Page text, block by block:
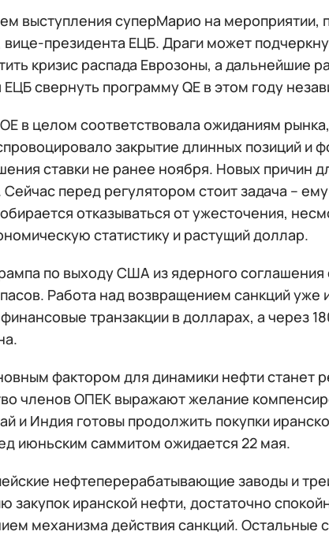
выступления суперМарио на
вице-президента ЕЦБ. Драги может
кризис распада Еврозоны, а дальнейшие
свернуть программу QE в этом году
в целом соответствовала ожиданиям
закрытие длинных позиций
ставки не ранее ноября. Новых причин
Сейчас перед регулятором стоит задача –
отказываться от ужесточения,
статистику и растущий доллар.
по выходу США из ядерного
Работа над возвращением санкций
транзакции в долларах, а через
фактором для динамики нефти станет
членов ОПЕК выражают желание
и Индия готовы продолжить покупки
июньским саммитом ожидается 22 мая.
нефтеперерабатывающие заводы и
закупок иранской нефти, достаточно
механизма действия санкций. Остальные